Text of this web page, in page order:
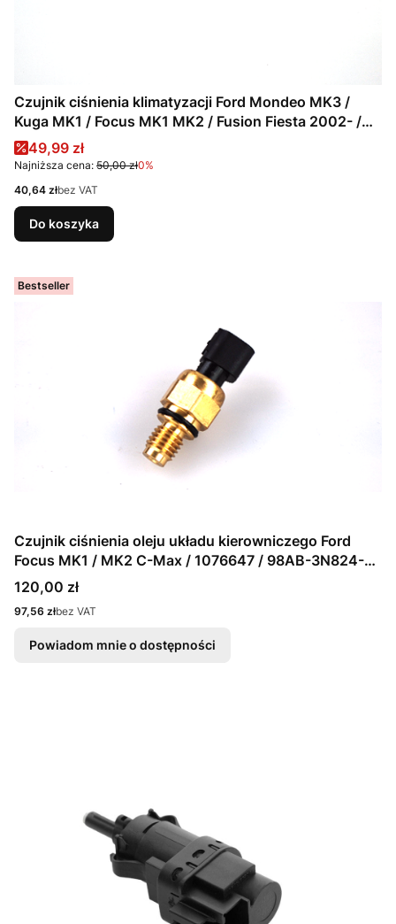
Czujnik ciśnienia klimatyzacji Ford Mondeo MK3 /
Kuga MK1 / Focus MK1 MK2 / Fusion Fiesta 2002- /
4832512
Cena promocyjna
49,99 zł
Najniższa cena: 50,00 zł0%
Cena
40,64 złbez VAT
Do koszyka
Bestseller
Czujnik ciśnienia oleju układu kierowniczego Ford
Focus MK1 / MK2 C-Max / 1076647 / 98AB-3N824-
DB
Cena
120,00 zł
Cena
97,56 złbez VAT
Powiadom mnie o dostępności